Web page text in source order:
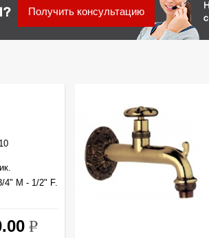
Получить консультацию
4" М - 1/2" F.
k